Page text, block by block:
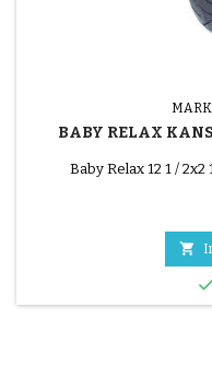
BABY RELAX
Baby Relax 12 1 /
